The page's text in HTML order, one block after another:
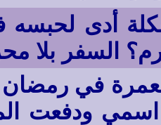
أدى لحبسه
السفر بلا
في
ودفعت